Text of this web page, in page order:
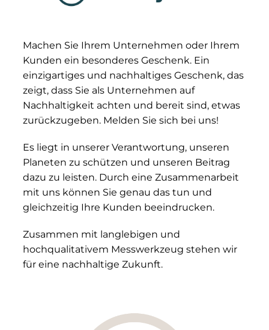
Machen Sie Ihrem Unternehmen oder Ihrem
Kunden ein besonderes Geschenk. Ein
einzigartiges und nachhaltiges Geschenk, das
zeigt, dass Sie als Unternehmen auf
Nachhaltigkeit achten und bereit sind, etwas
zurückzugeben. Melden Sie sich bei uns!
Es liegt in unserer Verantwortung, unseren
Planeten zu schützen und unseren Beitrag
dazu zu leisten. Durch eine Zusammenarbeit
mit uns können Sie genau das tun und
gleichzeitig Ihre Kunden beeindrucken.
Zusammen mit langlebigen und
hochqualitativem Messwerkzeug stehen wir
für eine nachhaltige Zukunft.